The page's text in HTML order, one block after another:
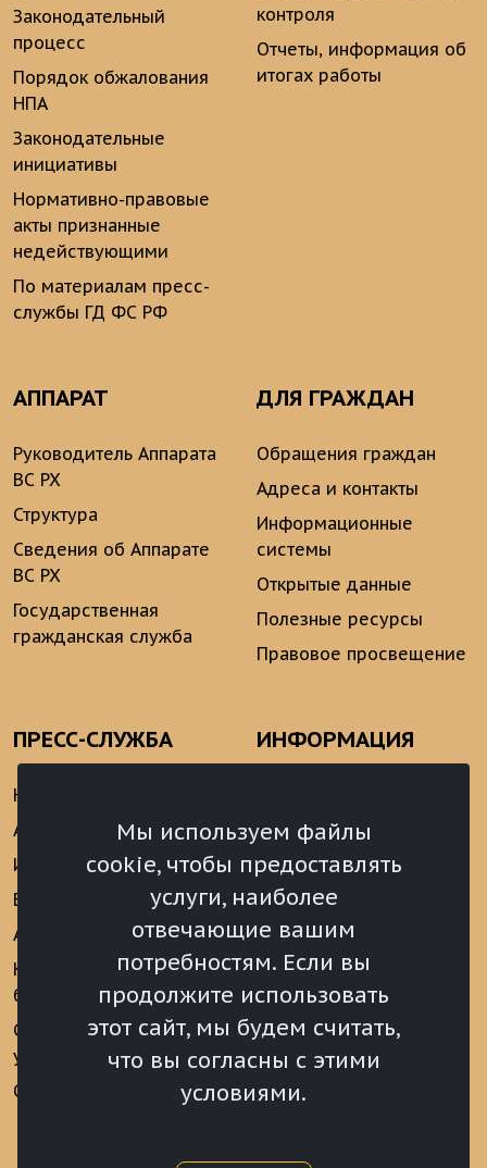
Мы используем файлы
cookie, чтобы предоставлять
услуги, наиболее
отвечающие вашим
потребностям. Если вы
продолжите использовать
этот сайт, мы будем считать,
что вы согласны с этими
условиями.
Законодательный
процесс
Порядок обжалования
НПА
Законодательные
инициативы
Нормативно-правовые
акты признанные
недействующими
По материалам пресс-
службы ГД ФС РФ
контроля
Отчеты, информация об
итогах работы
АППАРАТ
Руководитель Аппарата
ВС РХ
Структура
Сведения об Аппарате
ВС РХ
Государственная
гражданская служба
ДЛЯ ГРАЖДАН
Обращения граждан
Адреса и контакты
Информационные
системы
Открытые данные
Полезные ресурсы
Правовое просвещение
ПРЕСС-СЛУЖБА
Новости
Анонсы
Интервью
Видеоматериалы
Аккредитация
Конкурс «Хрустальный
барс»
Сведения о СМИ
учрежденных ВС РХ
Опросы и голосования
ИНФОРМАЦИЯ
аналитические
материалы
Реализация Послания
Президента РФ
Федеральному
Собранию РФ
Местное
самоуправление
Финансы
Награды